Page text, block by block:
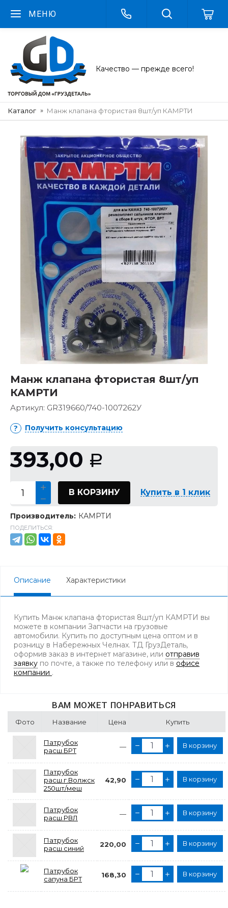
МЕНЮ
Качество — прежде всего!
Каталог Манж клапана фтористая 8шт/уп КАМРТИ
Манж клапана фтористая 8шт/уп
КАМРТИ
Артикул: GR319660/740-1007262У
Получить консультацию
393,00 Р
В КОРЗИНУ Купить в 1 клик
Производитель: КАМРТИ
ПОДЕЛИТЬСЯ:
Описание Характеристики
Купить Манж клапана фтористая 8шт/уп КАМРТИ вы
можете в компании Запчасти на грузовые
автомобили. Купить по доступным цена оптом и в
розницу в Набережных Челнах. ТД ГрузДеталь,
оформив заказ в интернет магазине, или отправив
заявку по почте, а также по телефону или в офисе
компании .
ВАМ МОЖЕТ ПОНРАВИТЬСЯ
Фото Название Цена Купить
Патрубок
расш.БРТ
— В корзину
Патрубок
расш.г.Волжск
250шт/меш
42,90 В корзину
Патрубок
расш.РВЛ
— В корзину
Патрубок
расш.синий
220,00 В корзину
Патрубок
сапуна БРТ
168,30 В корзину